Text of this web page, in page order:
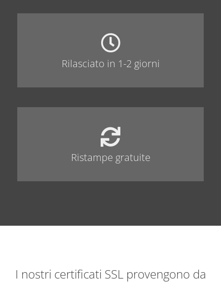
Rilasciato in 1-2 giorni
Ristampe gratuite
I nostri certificati SSL provengono da